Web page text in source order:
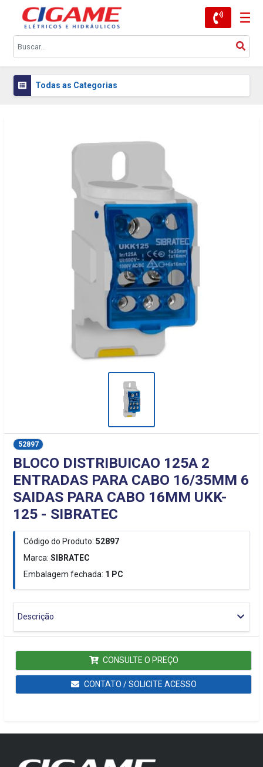
Todas as Categorias
52897
BLOCO DISTRIBUICAO 125A 2
ENTRADAS PARA CABO 16/35MM 6
SAIDAS PARA CABO 16MM UKK-
125 - SIBRATEC
Código do Produto: 52897
Marca:SIBRATEC
Embalagem fechada: 1 PC
Descrição
CONSULTE O PREÇO
CONTATO / SOLICITE ACESSO